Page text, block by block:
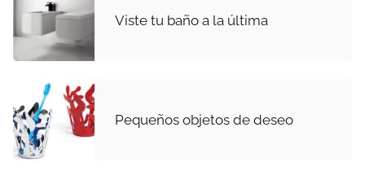
Viste tu baño a la última
Pequeños objetos de deseo